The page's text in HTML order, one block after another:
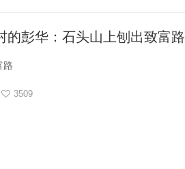
的彭华：石头山上刨出致富路
路
3509